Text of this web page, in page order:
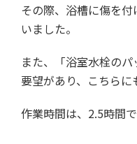
その際、浴槽に傷を
いました。
また、「浴室水栓の
要望があり、こちらに
作業時間は、2.5時間で